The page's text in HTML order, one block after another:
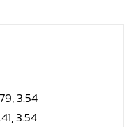
3.54
3.54